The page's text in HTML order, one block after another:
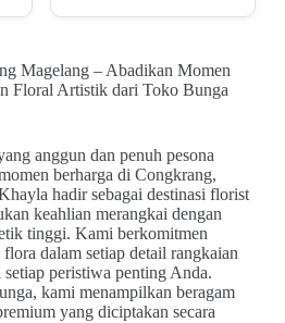
Magelang – Abadikan Momen
Floral Artistik dari Toko Bunga
anggun dan penuh pesona
berharga di Congkrang,
hadir sebagai destinasi florist
keahlian merangkai dengan
tinggi. Kami berkomitmen
dalam setiap detail rangkaian
peristiwa penting Anda.
kami menampilkan beragam
yang diciptakan secara